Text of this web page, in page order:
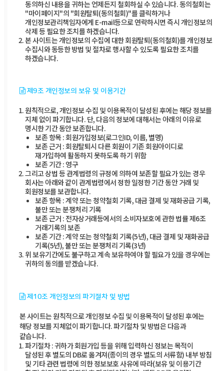
동의하신 내용을 귀하는 언제든지 철회하실 수 있습니다. 동의철회는
"마이페이지"의 "회원탈퇴(동의철회)"를 클릭하거나
개인정보관리책임자에게 E-mail등으로 연락하시면 즉시 개인정보의
삭제 등 필요한 조치를 하겠습니다.
본 사이트는 개인정보의 수집에 대한 회원탈퇴(동의철회)를 개인정보
수집시와 동등한 방법 및 절차로 행사할 수 있도록 필요한 조치를
하겠습니다.
제9조 개인정보의 보유 및 이용기간
원칙적으로, 개인정보 수집 및 이용목적이 달성된 후에는 해당 정보를
지체 없이 파기합니다. 단, 다음의 정보에 대해서는 아래의 이유로
명시한 기간 동안 보존합니다.
보존 항목 : 회원가입정보(로그인ID, 이름, 별명)
보존 근거 : 회원탈퇴시 다른 회원이 기존 회원아이디로
재가입하여 활동하지 못하도록 하기 위함
보존 기간 : 영구
그리고 상법 등 관계법령의 규정에 의하여 보존할 필요가 있는 경우
회사는 아래와 같이 관계법령에서 정한 일정한 기간 동안 거래 및
회원정보를 보관합니다.
보존 항목 : 계약 또는 청약철회 기록, 대금 결제 및 재화공급 기록,
불만 또는 분쟁처리 기록
보존 근거 : 전자상거래등에서의 소비자보호에 관한 법률 제6조
거래기록의 보존
보존 기간 : 계약 또는 청약철회 기록(5년), 대금 결제 및 재화공급
기록(5년), 불만 또는 분쟁처리 기록(3년)
위 보유기간에도 불구하고 계속 보유하여야 할 필요가 있을 경우에는
귀하의 동의를 받겠습니다.
제10조 개인정보의 파기절차 및 방법
본 사이트는 원칙적으로 개인정보 수집 및 이용목적이 달성된 후에는
해당 정보를 지체없이 파기합니다. 파기절차 및 방법은 다음과
같습니다.
파기절차 : 귀하가 회원가입 등을 위해 입력하신 정보는 목적이
달성된 후 별도의 DB로 옮겨져(종이의 경우 별도의 서류함) 내부 방침
및 기타 관련 법령에 의한 정보보호 사유에 따라(보유 및 이용기간